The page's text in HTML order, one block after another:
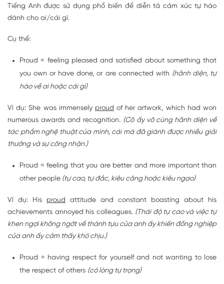
Tiếng Anh được sử dụng phổ biến để diễn tả cảm xúc tự hào
dành cho ai/cái gì.
Cụ thể:
Proud = feeling pleased and satisfied about something that
you own or have done, or are connected with (hãnh diện, tự
hào về ai hoặc cái gì)
Ví dụ: She was immensely proud of her artwork, which had won
numerous awards and recognition. (Cô ấy vô cùng hãnh diện về
tác phẩm nghệ thuật của mình, cái mà đã giành được nhiều giải
thưởng và sự công nhận.)
Proud = feeling that you are better and more important than
other people (tự cao, tự đắc, kiêu căng hoặc kiêu ngạo)
Ví dụ: His proud attitude and constant boasting about his
achievements annoyed his colleagues. (Thái độ tự cao và việc tự
khen ngợi không ngớt về thành tựu của anh ấy khiến đồng nghiệp
của anh ấy cảm thấy khó chịu.)
Proud = having respect for yourself and not wanting to lose
the respect of others (có lòng tự trọng)